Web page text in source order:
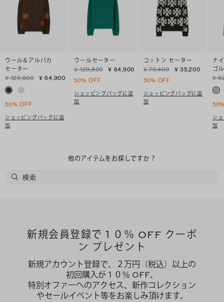
ウール＆アルパカ
セーター
¥ 129,800
¥ 64,900
50% OFF
ショッピングバッグに追
加
ウールセーター
¥ 129,800
¥ 64,900
50% OFF
ショッピングバッグに追
加
コットン セーター
¥ 70,400
¥ 35,200
50% OFF
ショッピングバッグに追
加
ナ
ゴ
¥
シ
加
他のアイテムをお探しですか？
新規会員登録で１０％ OFF クーポ
ン プレゼント
新規アカウント登録で、２万円（税込）以上の
初回購入が１０％ OFF、
特別オファーへのアクセス、新作コレクション
やセールイベント等をお楽しみ頂けます。